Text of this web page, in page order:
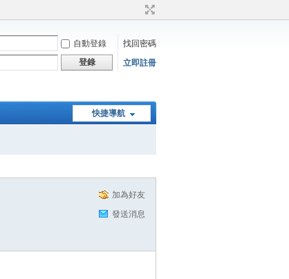
自動登錄
找回密碼
登錄 立即註冊
快捷導航
加為好友
發送消息